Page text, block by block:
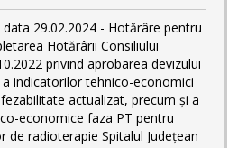
29.02.2024 - Hotărâre pentru
Hotărârii Consiliului
privind aprobarea devizului
indicatorilor tehnico-economici
actualizat, precum și a
economice faza PT pentru
de radioterapie Spitalul Județean